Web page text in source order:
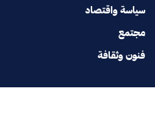
سياسة واقتصاد
مجتمع
فنون وثقافة